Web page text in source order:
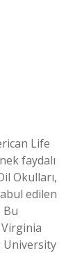
Life
faydalı
Okulları,
edilen
Bu
University